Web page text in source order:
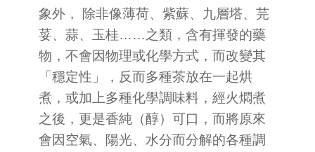
象外， 除非像薄荷、紫蘇、九層塔、芫
荽、蒜、玉桂……之類，含有揮發的藥
物，不會因物理或化學方式，而改變其
「穩定性」，反而多種茶放在一起烘
煮，或加上多種化學調味料，經火燜煮
之後，更是香純（醇）可口，而將原來
會因空氣、陽光、水分而分解的各種調